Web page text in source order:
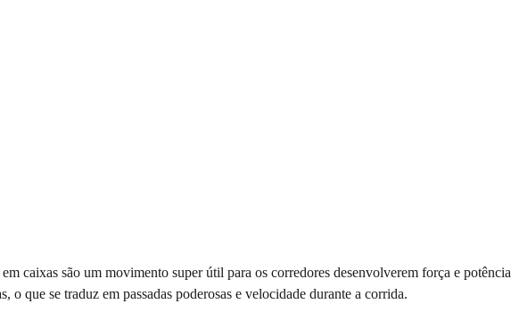
em caixas são um movimento super útil para os corredores desenvolverem força e potência
o que se traduz em passadas poderosas e velocidade durante a corrida.